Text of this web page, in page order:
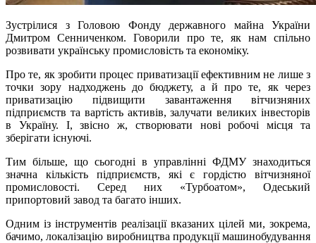
Зустрілися з Головою Фонду державного майна України
Дмитром Сенниченком. Говорили про те, як нам спільно
розвивати українську промисловість та економіку.
Про те, як зробити процес приватизації ефективним не лише з
точки зору надходжень до бюджету, а й про те, як через
приватизацію підвищити завантаження вітчизняних
підприємств та вартість активів, залучати великих інвесторів
в Україну. І, звісно ж, створювати нові робочі місця та
зберігати існуючі.
Тим більше, що сьогодні в управлінні ФДМУ знаходиться
значна кількість підприємств, які є гордістю вітчизняної
промисловості. Серед них «Турбоатом», Одеський
припортовий завод та багато інших.
Одним із інструментів реалізації вказаних цілей ми, зокрема,
бачимо, локалізацію виробництва продукції машинобудування